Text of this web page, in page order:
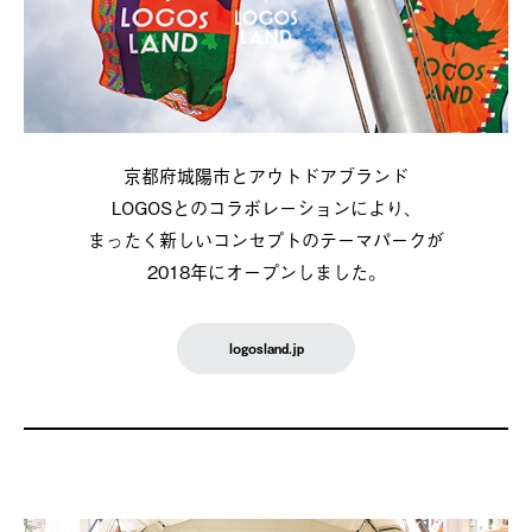
京都府城陽市とアウトドアブランド
LOGOSとのコラボレーションにより、
まったく新しいコンセプトのテーマパークが
2018年にオープンしました。
logosland.jp